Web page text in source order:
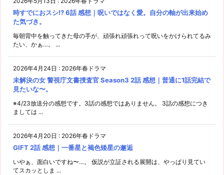
時すでにおスシ!? 6話 感想｜呪いではなく愛。自分の軸が出来始め
た気づき。
毎朝背中を触ってきた母の手が、頑張れ頑張れって呪いをかけられてるみ
たい、かぁ…。 ...
2026年4月24日 : 2026年春ドラマ
未解決の女 警視庁文書捜査官 Season3 2話 感想｜普通に1話完結で
見たいな〜。
※4/23放送分の感想です。3話の感想ではありません。 3話の感想につき
ましては ...
2026年4月20日 : 2026年春ドラマ
GIFT 2話 感想｜一番星と褐色矮星の邂逅
いやぁ、面白いですね〜…。 仮説が立証される展開は、やっぱり見てい
てスカッとしま ...